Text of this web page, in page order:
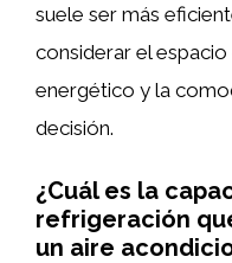
suele ser más
considerar el
energético y la
decisión.
¿Cuál es la
refrigeración
un aire